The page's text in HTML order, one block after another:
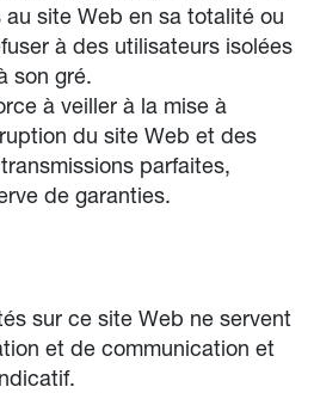
site Web en sa totalité ou
à des utilisateurs isolées
son gré.
à veiller à la mise à
du site Web et des
parfaites,
de garanties.
sur ce site Web ne servent
et de communication et